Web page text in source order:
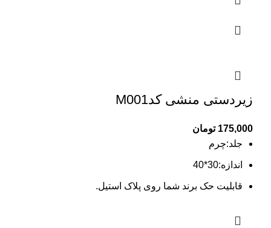
زیردستی منشی کدM001
175,000 تومان
جلد:چرم
اندازه:30*40
قابلیت حک برند شما روی پلاک استیل.